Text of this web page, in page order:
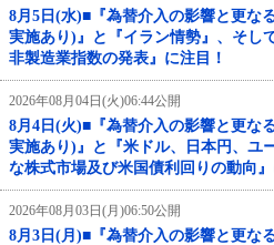
8月5日(水)■『為替介入の影響と更な
実施あり)』と『イラン情勢』、そし
非製造業指数の発表』に注目！
2026年08月04日(火)06:44公開
8月4日(火)■『為替介入の影響と更な
実施あり)』と『米ドル、日本円、ユ
な株式市場及び米国債利回りの動向』
2026年08月03日(月)06:50公開
8月3日(月)■『為替介入の影響と更な